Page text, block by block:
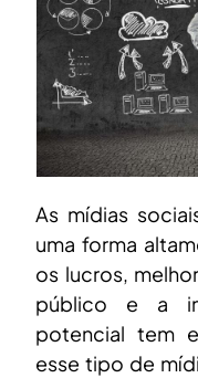
As mídias
uma forma
os lucros,
público e a
potencial tem
esse tipo de